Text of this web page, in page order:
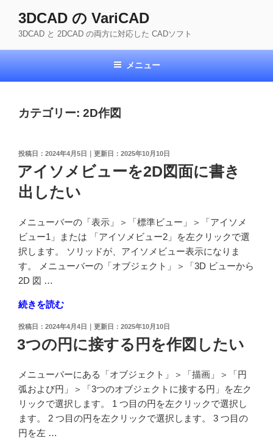
ン
へ
3DCAD の VariCAD
3DCAD と 2DCAD の両方に対応した CADソフト
メニュー
カテゴリー: 2D作図
投
日:
2024年4月5日 2025年10月10日
アイソメビューを2D図面に書き
出したい
メニューバーの「表示」＞「標準ビュー」＞「アイソメ
ビュー1」または 「アイソメビュー2」を左クリックで選
択します。 ソリッドが、アイソメビュー表示になりま
す。 メニューバーの「オブジェクト」＞「3D ビューから
2D 図 …
"ア
ソ
メ
ュ
ー
を
2D
図
続きを読む
投
日:
2024年4月4日 2025年10月10日
3つの円に接する円を作図したい
メニューバーにある「オブジェクト」＞「描画」＞「円
弧および円」＞「3つのオブジェクトに接する円」を左ク
リックで選択します。 1 つ目の円を左クリックで選択し
ます。 2 つ目の円を左クリックで選択します。 3 つ目の
円を左 …